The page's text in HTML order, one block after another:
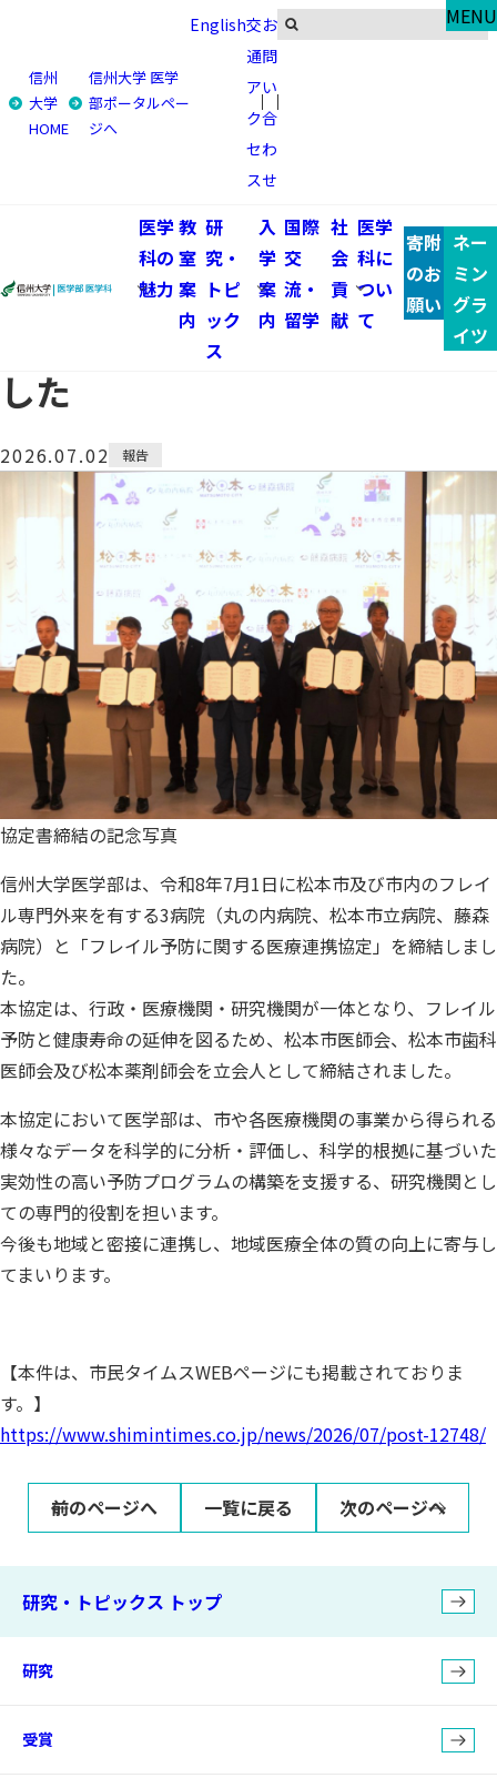
信州
大学
HOME
信州大学 医学
部ポータルペー
ジへ
English交
通
ア
ク
セ
ス
お
問
い
合
わ
せ
医学
科の
魅力
教
室
案
内
研
究・
トピ
ック
ス
入
学
案
内
国際
交
流・
留学
社
会
貢
献
医学
科に
つい
て
寄附
のお
願い
ネー
ミン
グラ
イツ
Research & Topics
研究・トピックス
トップ
研究・トピックス
信州大学医学部と松本市及び市内3病院が「フレイル予防
に関する医療連携協定」を締結しました
信州大学医学部と松本市及び市
内3病院が「フレイル予防に関
する医療連携協定」を締結しま
した
2026.07.02 報告
協定書締結の記念写真
信州大学医学部は、令和8年7月1日に松本市及び市内のフレイ
ル専門外来を有する3病院（丸の内病院、松本市立病院、藤森
病院）と「フレイル予防に関する医療連携協定」を締結しまし
た。
本協定は、行政・医療機関・研究機関が一体となり、フレイル
予防と健康寿命の延伸を図るため、松本市医師会、松本市歯科
医師会及び松本薬剤師会を立会人として締結されました。
本協定において医学部は、市や各医療機関の事業から得られる
様々なデータを科学的に分析・評価し、科学的根拠に基づいた
実効性の高い予防プログラムの構築を支援する、研究機関とし
ての専門的役割を担います。
今後も地域と密接に連携し、地域医療全体の質の向上に寄与し
てまいります。
【本件は、市民タイムスWEBページにも掲載されておりま
す。】
https://www.shimintimes.co.jp/news/2026/07/post-12748/
前のページへ 一覧に戻る 次のページへ
研究・トピックス トップ
研究
受賞
MENU